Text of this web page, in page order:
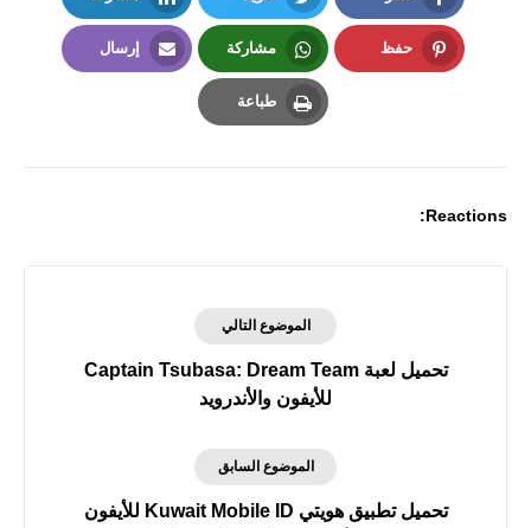
Facebook
Twitter
LinkedIn
حفظ مشاركة
Whatsapp
إرسال
طباعة
Reactions:
الموضوع التالي
تحميل لعبة Captain Tsubasa: Dream Team
للأيفون والأندرويد
الموضوع السابق
تحميل تطبيق هويتي Kuwait Mobile ID للأيفون